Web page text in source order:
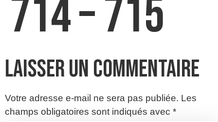
714 – 715
Laisser un commentaire
Votre adresse e-mail ne sera pas publiée. Les
champs obligatoires sont indiqués avec *